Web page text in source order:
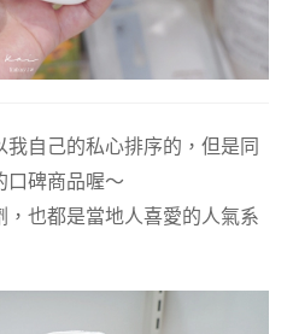
自己的私心排序的，但是同
口碑商品喔～
，也都是當地人喜愛的人氣系